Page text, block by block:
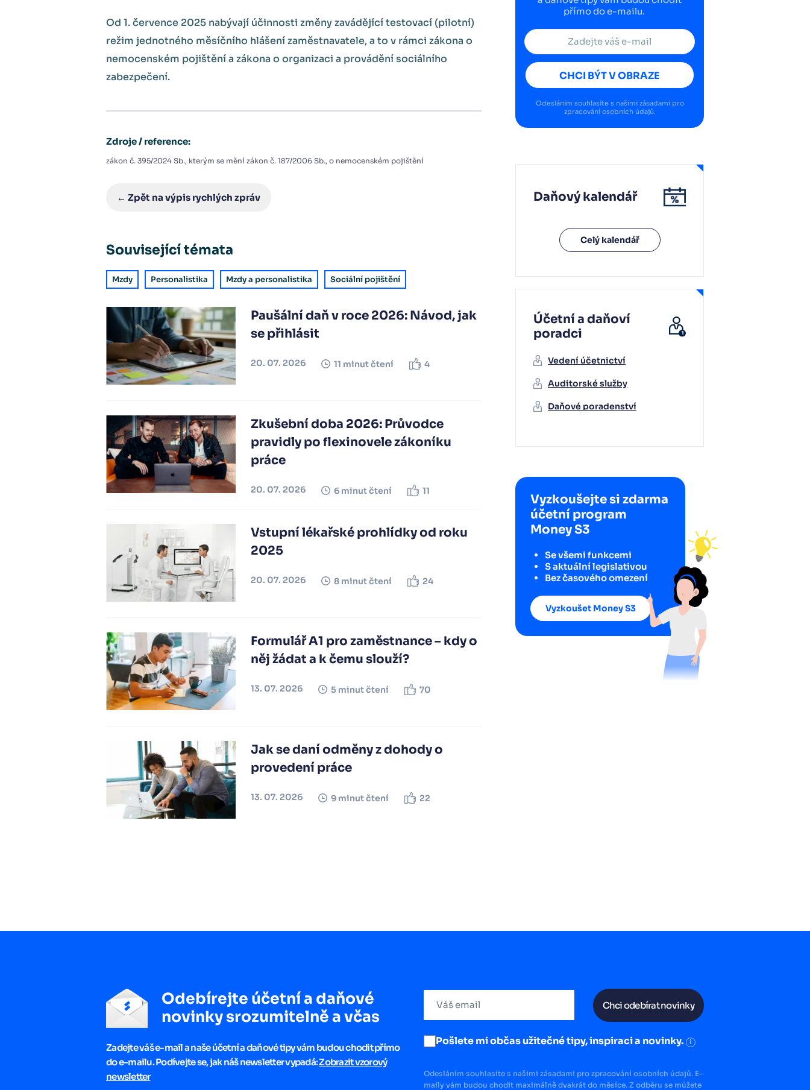
Od 1. července 2025 nabývají účinnosti změny zavádějící testovací (pilotní)
režim jednotného měsíčního hlášení zaměstnavatele, a to v rámci zákona o
nemocenském pojištění a zákona o organizaci a provádění sociálního
zabezpečení.
Zdroje / reference:
zákon č. 395/2024 Sb., kterým se mění zákon č. 187/2006 Sb., o nemocenském pojištění
← Zpět na výpis rychlých zpráv
Související témata
Mzdy Personalistika Mzdy a personalistika Sociální pojištění
Paušální daň v roce 2026: Návod, jak
se přihlásit
20. 07. 2026 11 minut čtení 4
Zkušební doba 2026: Průvodce
pravidly po flexinovele zákoníku
práce
20. 07. 2026 6 minut čtení 11
Vstupní lékařské prohlídky od roku
2025
20. 07. 2026 8 minut čtení 24
Formulář A1 pro zaměstnance – kdy o
něj žádat a k čemu slouží?
13. 07. 2026 5 minut čtení 70
Jak se daní odměny z dohody o
provedení práce
13. 07. 2026 9 minut čtení 22
přímo do e-mailu.
CHCI BÝT V OBRAZE
Odesláním souhlasíte s našimi zásadami pro
zpracování osobních údajů.
Daňový kalendář
Celý kalendář
Účetní a daňoví
poradci
Vedení účetnictví
Auditorské služby
Daňové poradenství
Vyzkoušejte si zdarma
účetní program
Money S3
Se všemi funkcemi
S aktuální legislativou
Bez časového omezení
Vyzkoušet Money S3
Odebírejte účetní a daňové
novinky srozumitelně a včas
Zadejte váš e-mail a naše účetní a daňové tipy vám budou chodit přímo
do e-mailu. Podívejte se, jak náš newsletter vypadá:Zobrazit vzorový
newsletter
Chci odebírat novinky
Pošlete mi občas užitečné tipy, inspiraci a novinky. i
Odesláním souhlasíte s našimi zásadami pro zpracování osobních údajů. E-
maily vám budou chodit maximálně dvakrát do měsíce. Z odběru se můžete